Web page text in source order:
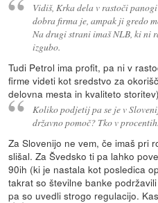
Vidiš, Krka dela v rastoči
dobra firma je, ampak ji gredo
Na drugi strani imaš NLB, ki ni
izgubo.
Tudi Petrol ima profit, pa ni v
firme videti kot sredstvo za
delovna mesta in kvaliteto
Koliko podjetij pa se je v
državno pomoč? Tko v procentih.
Za Slovenijo ne vem, če imaš pri
slišal. Za Švedsko ti pa lahko
90ih (ki je nastala kot posledica
takrat so številne banke
pa so uvedli strogo regulacijo.